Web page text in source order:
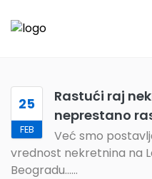
25
FEB
Rastući raj
neprestano
Već smo
vrednost nekretnina na
Beogradu......